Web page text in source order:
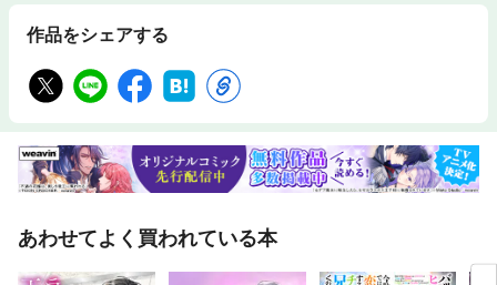
作品をシェアする
あわせてよく買われている本